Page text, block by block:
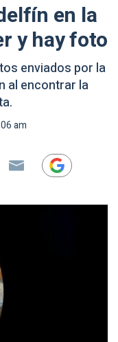
en la
y hay foto
enviados por la
al encontrar la
am